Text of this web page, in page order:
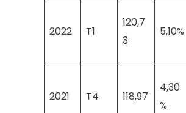
2022 T1
120,7
3
5,10%
2021 T4 118,97
4,30
%